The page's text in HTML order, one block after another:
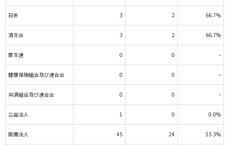
日赤 3 2 66.7%
済生会 3 2 66.7%
厚生連 0 0 –
健康保険組合及び連合会 0 0 –
共済組合及び連合会 0 0 –
公益法人 1 0 0.0%
医療法人 45 24 53.3%